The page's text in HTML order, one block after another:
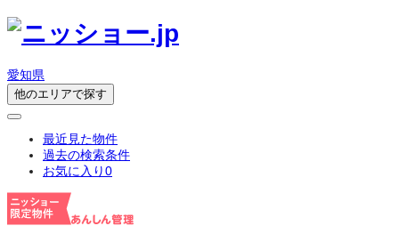
愛知県
他のエリアで探す
最近見た物件
過去の検索条件
お気に入り0